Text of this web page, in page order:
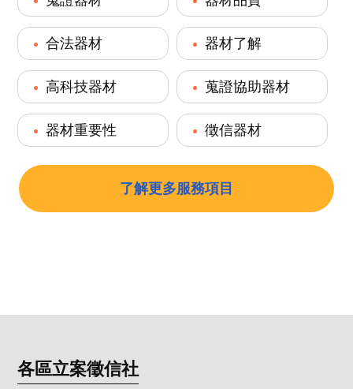
合法器材 器材了解
高科技器材 蒐證協助器材
器材重要性 徵信器材
了解更多服務項目
各區立案徵信社